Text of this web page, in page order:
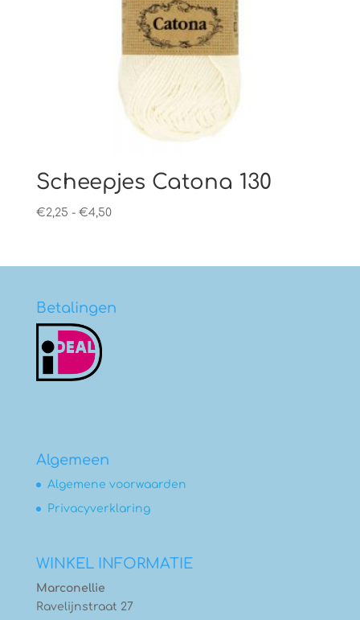
Scheepjes Catona 130
€2,25 - €4,50Prijsklasse:
€4,50
Betalingen
Algemeen
Algemene voorwaarden
Privacyverklaring
WINKEL INFORMATIE
Marconellie
Ravelijnstraat 27